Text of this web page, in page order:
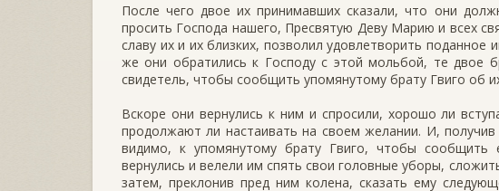
После чего двое их принимавших сказали, что они
просить Господа нашего, Пресвятую Деву Марию и всех
славу их и их близких, позволил удовлетворить
же они обратились к Господу с этой мольбой, те двое
свидетель, чтобы сообщить упомянутому брату Гвиго об
Вскоре они вернулись к ним и спросили, хорошо ли
продолжают ли настаивать на своем желании. И,
видимо, к упомянутому брату Гвиго, чтобы
вернулись и велели им спять свои головные уборы,
затем, преклонив пред ним колена, сказать ему